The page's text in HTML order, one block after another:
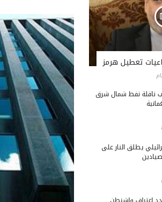
تعطيل هرمز
ناقلة نفط شمال شرق
يطلق النار على